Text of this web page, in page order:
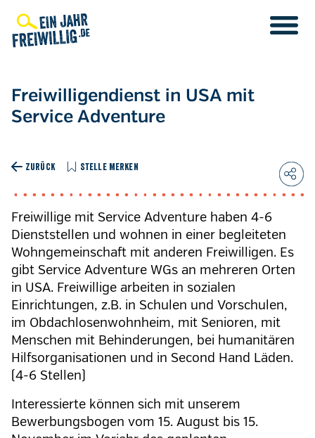
zum
Inhalt
Freiwilligendienst in USA mit
Service Adventure
ZURÜCK STELLE MERKEN
Freiwillige mit Service Adventure haben 4-6
Dienststellen und wohnen in einer begleiteten
Wohngemeinschaft mit anderen Freiwilligen. Es
gibt Service Adventure WGs an mehreren Orten
in USA. Freiwillige arbeiten in sozialen
Einrichtungen, z.B. in Schulen und Vorschulen,
im Obdachlosenwohnheim, mit Senioren, mit
Menschen mit Behinderungen, bei humanitären
Hilfsorganisationen und in Second Hand Läden.
(4-6 Stellen)
Interessierte können sich mit unserem
Bewerbungsbogen vom 15. August bis 15.